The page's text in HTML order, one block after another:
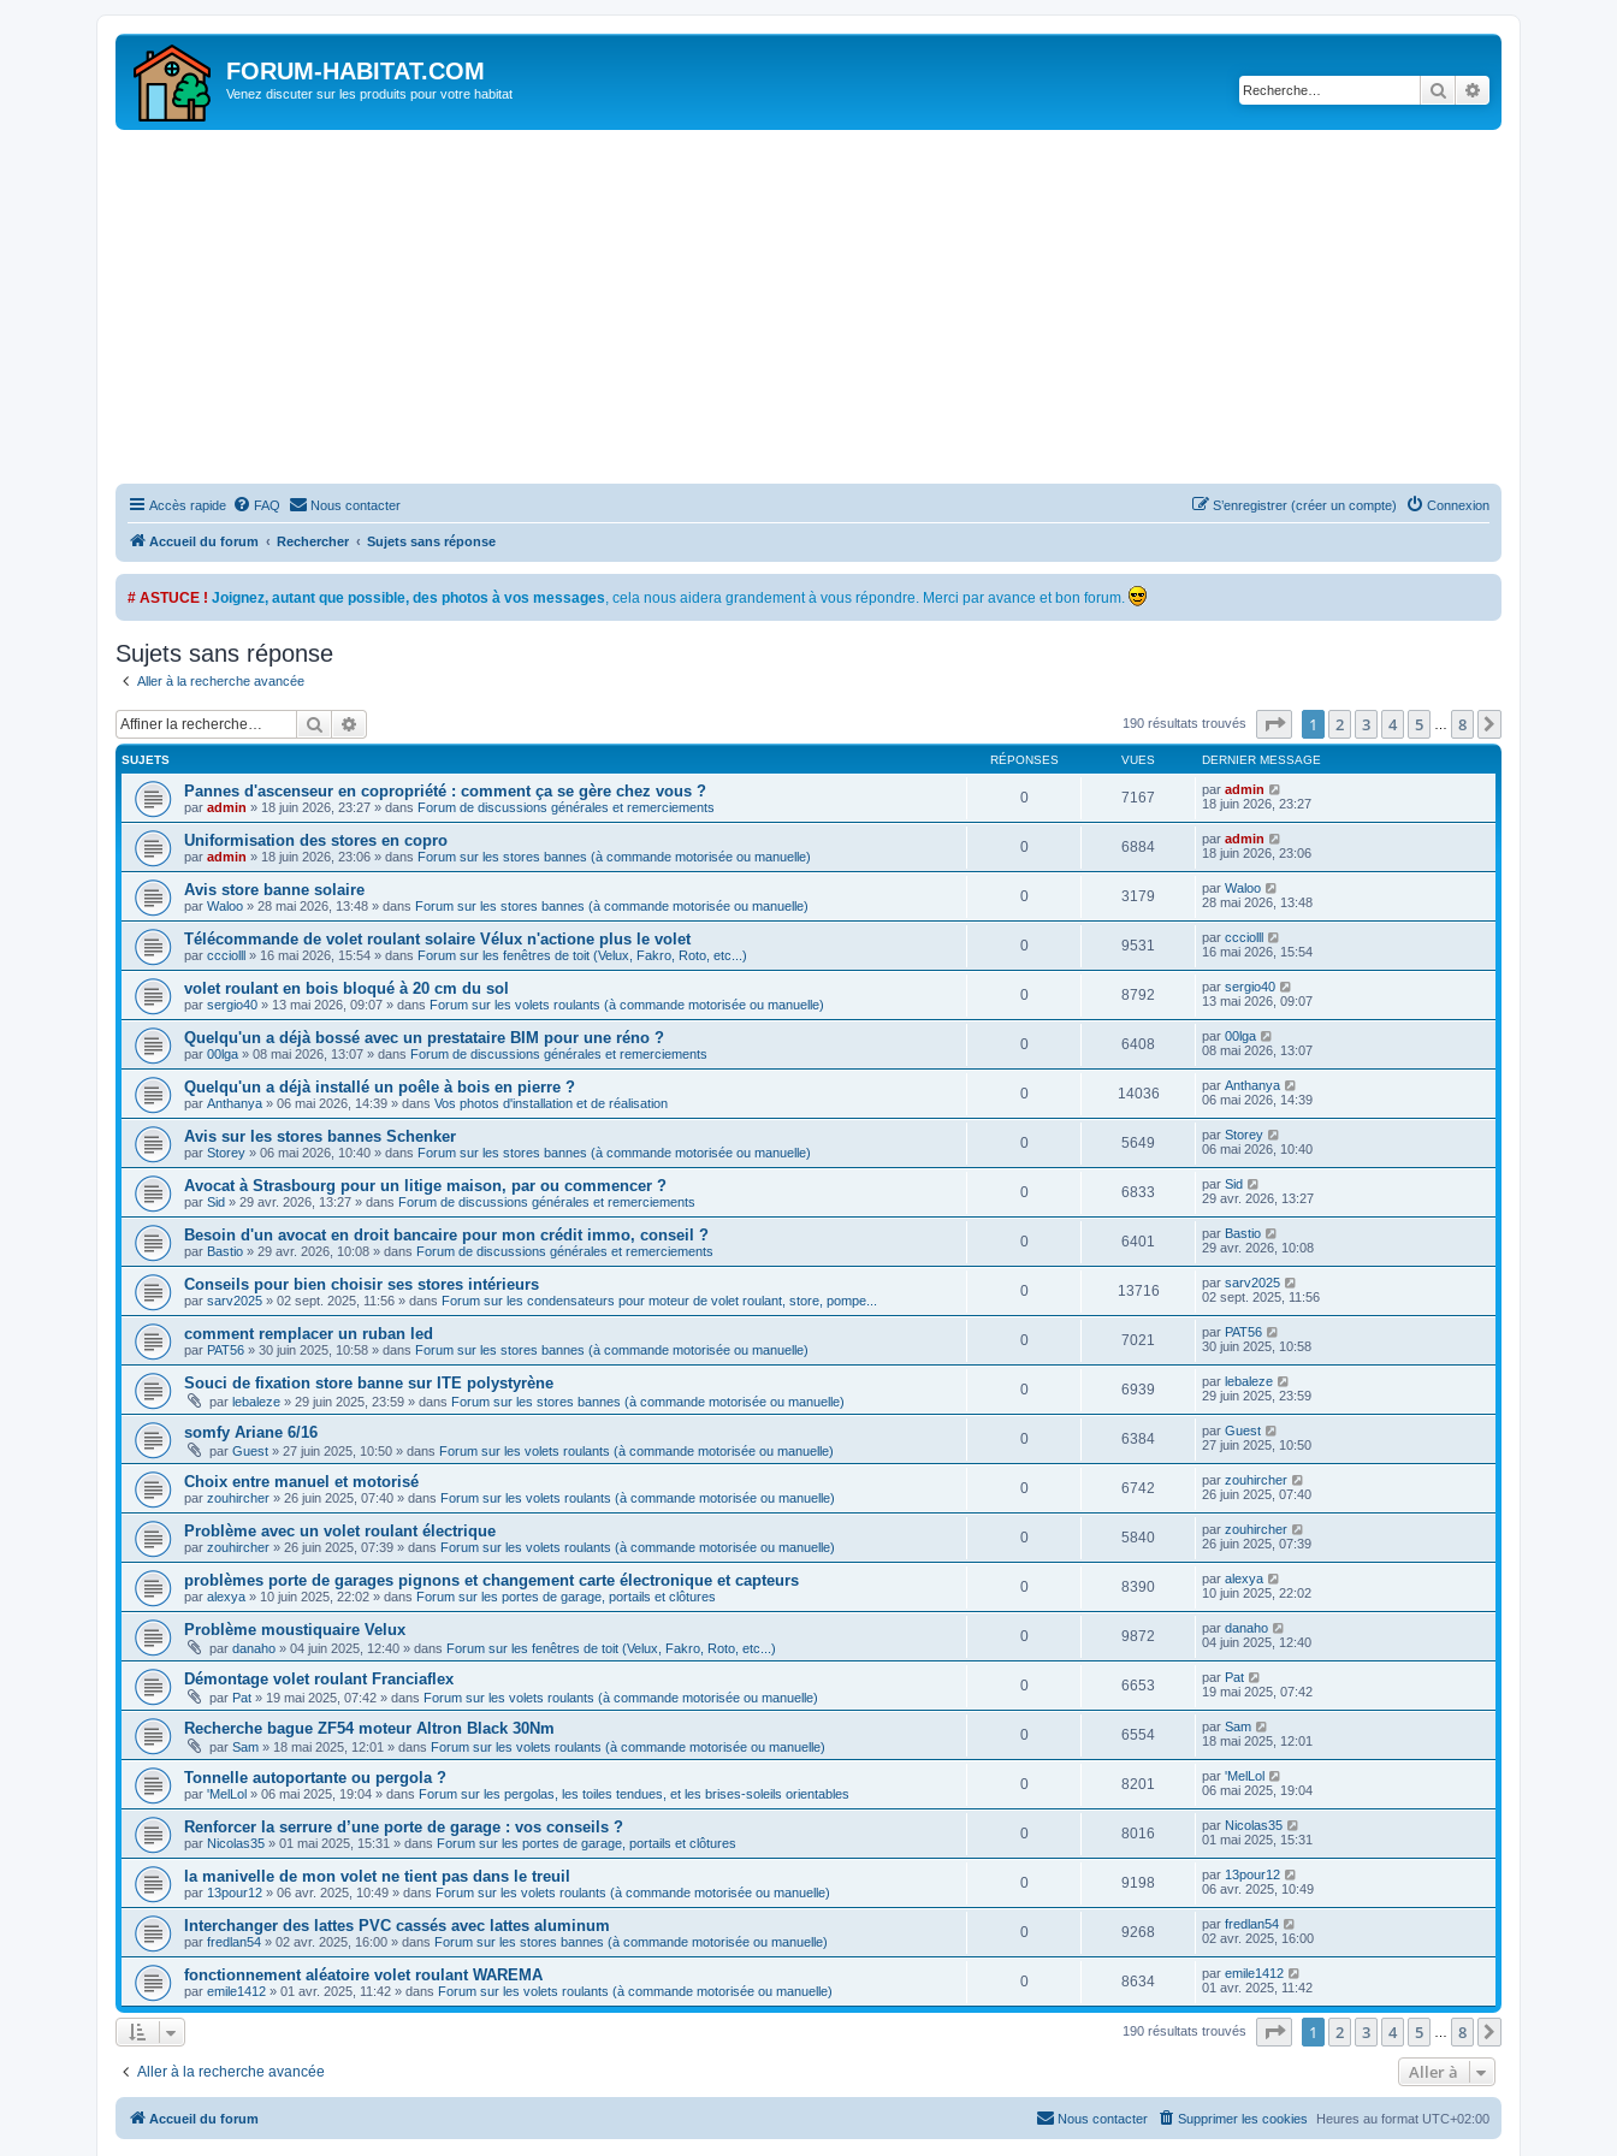
FORUM-HABITAT.COM
Venez discuter sur les produits pour votre habitat Rechercher
Accès rapide FAQ Nous contacter Connexion
S’enregistrer (créer un compte)
Accueil du forum Rechercher Sujets sans réponse
# ASTUCE ! Joignez, autant que possible, des photos à vos messages, cela nous aidera grandement à vous répondre. Merci par avance et bon forum.
Sujets sans réponse
Aller à la recherche avancée
Rechercher 190 résultats trouvés Page sur8
1 2 3 4 5 8
SUJETS RÉPONSES VUES DERNIER MESSAGE
Pannes d'ascenseur en copropriété : comment ça se gère chez vous ?
par admin » 18 juin 2026, 23:27 » dans Forum de discussions générales et remerciements
0 7167 par admin
18 juin 2026, 23:27
Uniformisation des stores en copro
par admin » 18 juin 2026, 23:06 » dans Forum sur les stores bannes (à commande motorisée ou manuelle)
0 6884 par admin
18 juin 2026, 23:06
Avis store banne solaire
par Waloo » 28 mai 2026, 13:48 » dans Forum sur les stores bannes (à commande motorisée ou manuelle)
0 3179 par Waloo
28 mai 2026, 13:48
Télécommande de volet roulant solaire Vélux n'actione plus le volet
par ccciolll » 16 mai 2026, 15:54 » dans Forum sur les fenêtres de toit (Velux, Fakro, Roto, etc...)
0 9531 par ccciolll
16 mai 2026, 15:54
volet roulant en bois bloqué à 20 cm du sol
par sergio40 » 13 mai 2026, 09:07 » dans Forum sur les volets roulants (à commande motorisée ou manuelle)
0 8792 par sergio40
13 mai 2026, 09:07
Quelqu'un a déjà bossé avec un prestataire BIM pour une réno ?
par 00lga » 08 mai 2026, 13:07 » dans Forum de discussions générales et remerciements
0 6408 par 00lga
08 mai 2026, 13:07
Quelqu'un a déjà installé un poêle à bois en pierre ?
par Anthanya » 06 mai 2026, 14:39 » dans Vos photos d'installation et de réalisation
0 14036 par Anthanya
06 mai 2026, 14:39
Avis sur les stores bannes Schenker
par Storey » 06 mai 2026, 10:40 » dans Forum sur les stores bannes (à commande motorisée ou manuelle)
0 5649 par Storey
06 mai 2026, 10:40
Avocat à Strasbourg pour un litige maison, par ou commencer ?
par Sid » 29 avr. 2026, 13:27 » dans Forum de discussions générales et remerciements
0 6833 par Sid
29 avr. 2026, 13:27
Besoin d'un avocat en droit bancaire pour mon crédit immo, conseil ?
par Bastio » 29 avr. 2026, 10:08 » dans Forum de discussions générales et remerciements
0 6401 par Bastio
29 avr. 2026, 10:08
Conseils pour bien choisir ses stores intérieurs
par sarv2025 » 02 sept. 2025, 11:56 » dans Forum sur les condensateurs pour moteur de volet roulant, store, pompe...
0 13716 par sarv2025
02 sept. 2025, 11:56
comment remplacer un ruban led
par PAT56 » 30 juin 2025, 10:58 » dans Forum sur les stores bannes (à commande motorisée ou manuelle)
0 7021 par PAT56
30 juin 2025, 10:58
Souci de fixation store banne sur ITE polystyrène
par lebaleze » 29 juin 2025, 23:59 » dans Forum sur les stores bannes (à commande motorisée ou manuelle)
0 6939 par lebaleze
29 juin 2025, 23:59
somfy Ariane 6/16
par Guest » 27 juin 2025, 10:50 » dans Forum sur les volets roulants (à commande motorisée ou manuelle)
0 6384 par Guest
27 juin 2025, 10:50
Choix entre manuel et motorisé
par zouhircher » 26 juin 2025, 07:40 » dans Forum sur les volets roulants (à commande motorisée ou manuelle)
0 6742 par zouhircher
26 juin 2025, 07:40
Problème avec un volet roulant électrique
par zouhircher » 26 juin 2025, 07:39 » dans Forum sur les volets roulants (à commande motorisée ou manuelle)
0 5840 par zouhircher
26 juin 2025, 07:39
problèmes porte de garages pignons et changement carte électronique et capteurs
par alexya » 10 juin 2025, 22:02 » dans Forum sur les portes de garage, portails et clôtures
0 8390 par alexya
10 juin 2025, 22:02
Problème moustiquaire Velux
par danaho » 04 juin 2025, 12:40 » dans Forum sur les fenêtres de toit (Velux, Fakro, Roto, etc...)
0 9872 par danaho
04 juin 2025, 12:40
Démontage volet roulant Franciaflex
par Pat » 19 mai 2025, 07:42 » dans Forum sur les volets roulants (à commande motorisée ou manuelle)
0 6653 par Pat
19 mai 2025, 07:42
Recherche bague ZF54 moteur Altron Black 30Nm
par Sam » 18 mai 2025, 12:01 » dans Forum sur les volets roulants (à commande motorisée ou manuelle)
0 6554 par Sam
18 mai 2025, 12:01
Tonnelle autoportante ou pergola ?
par 'MelLol » 06 mai 2025, 19:04 » dans Forum sur les pergolas, les toiles tendues, et les brises-soleils orientables
0 8201 par 'MelLol
06 mai 2025, 19:04
Renforcer la serrure d’une porte de garage : vos conseils ?
par Nicolas35 » 01 mai 2025, 15:31 » dans Forum sur les portes de garage, portails et clôtures
0 8016 par Nicolas35
01 mai 2025, 15:31
la manivelle de mon volet ne tient pas dans le treuil
par 13pour12 » 06 avr. 2025, 10:49 » dans Forum sur les volets roulants (à commande motorisée ou manuelle)
0 9198 par 13pour12
06 avr. 2025, 10:49
Interchanger des lattes PVC cassés avec lattes aluminum
par fredlan54 » 02 avr. 2025, 16:00 » dans Forum sur les stores bannes (à commande motorisée ou manuelle)
0 9268 par fredlan54
02 avr. 2025, 16:00
fonctionnement aléatoire volet roulant WAREMA
par emile1412 » 01 avr. 2025, 11:42 » dans Forum sur les volets roulants (à commande motorisée ou manuelle)
0 8634 par emile1412
01 avr. 2025, 11:42
190 résultats trouvés Page sur8
1 2 3 4 5 8
Aller à la recherche avancée Aller à
Accueil du forum Heures au format UTC+02:00
Supprimer les cookies
Nous contacter